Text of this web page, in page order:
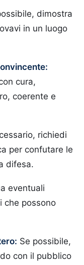
dimostra
in un luogo
cura,
coerente e
richiedi
per confutare le
difesa.
eventuali
che possono
Se possibile,
con il pubblico